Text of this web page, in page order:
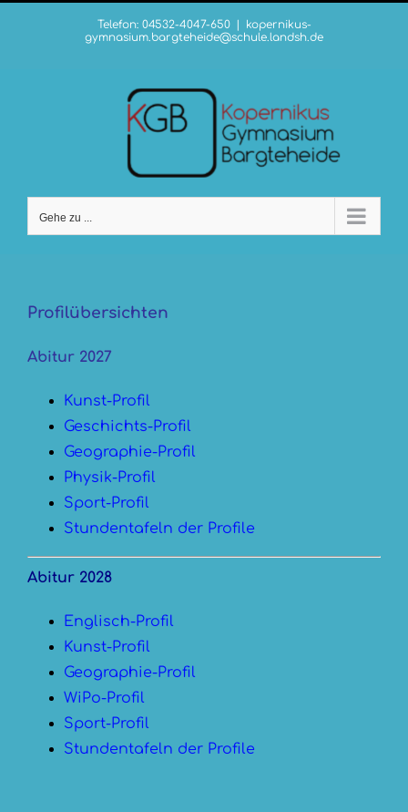
Telefon: 04532-4047-650
kopernikus-
gymnasium.bargteheide@schule.landsh.de
Gehe zu ...
Profilübersichten
Abitur 2027
Kunst-Profil
Geschichts-Profil
Geographie-Profil
Physik-Profil
Sport-Profil
Stundentafeln der Profile
Abitur 2028
Englisch-Profil
Kunst-Profil
Geographie-Profil
WiPo-Profil
Sport-Profil
Stundentafeln der Profile